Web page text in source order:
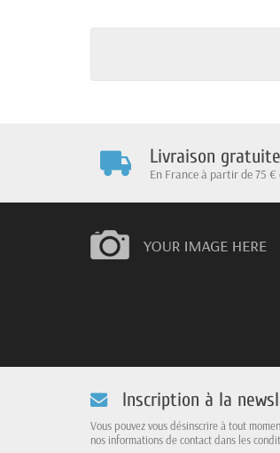
Livraison gratuite
En France à partir de 75
Inscription à la
Vous pouvez vous désinscrire à tout
nos informations de contact dans les